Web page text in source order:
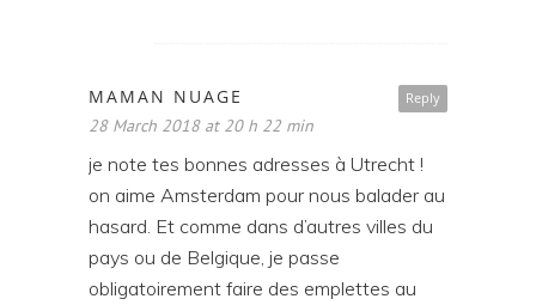
Reply
MAMAN NUAGE
28 March 2018 at 20 h 22 min
je note tes bonnes adresses à Utrecht !
on aime Amsterdam pour nous balader au
hasard. Et comme dans d’autres villes du
pays ou de Belgique, je passe
obligatoirement faire des emplettes au